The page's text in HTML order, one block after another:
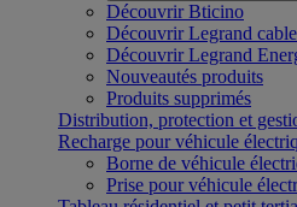
Découvrir Bticino
Découvrir Legrand
Découvrir Legrand
Nouveautés produits
Produits supprimés
Distribution, protection et
Recharge pour véhicule
Borne de véhicule
Prise pour véhicule